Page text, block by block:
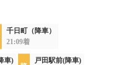
千日町（降車）
21:09着
車)
戸田駅前(降車)